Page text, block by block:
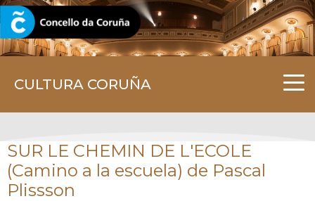
CULTURA CORUÑA
CORUNA.GAL
SUR LE CHEMIN DE L'ECOLE
(Camino a la escuela) de Pascal
Plissson